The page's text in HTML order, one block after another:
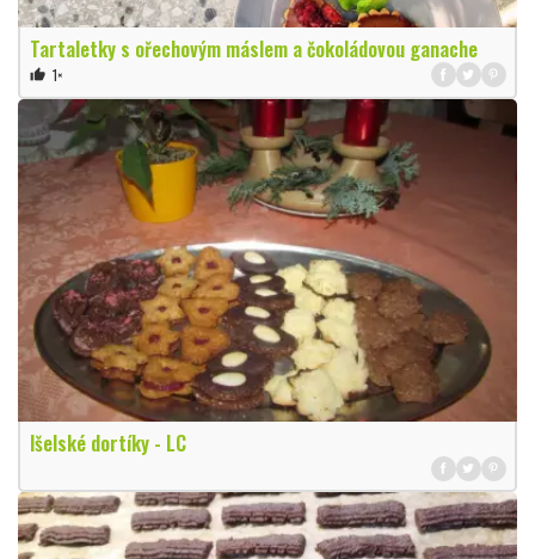
Tartaletky s ořechovým máslem a čokoládovou ganache
thumb_up 1×
Išelské dortíky - LC